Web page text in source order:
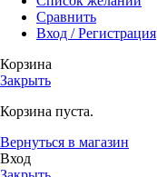
Сравнить
Вход / Регистрация
Корзина
Закрыть
Корзина пуста.
Вернуться в магазин
Вход